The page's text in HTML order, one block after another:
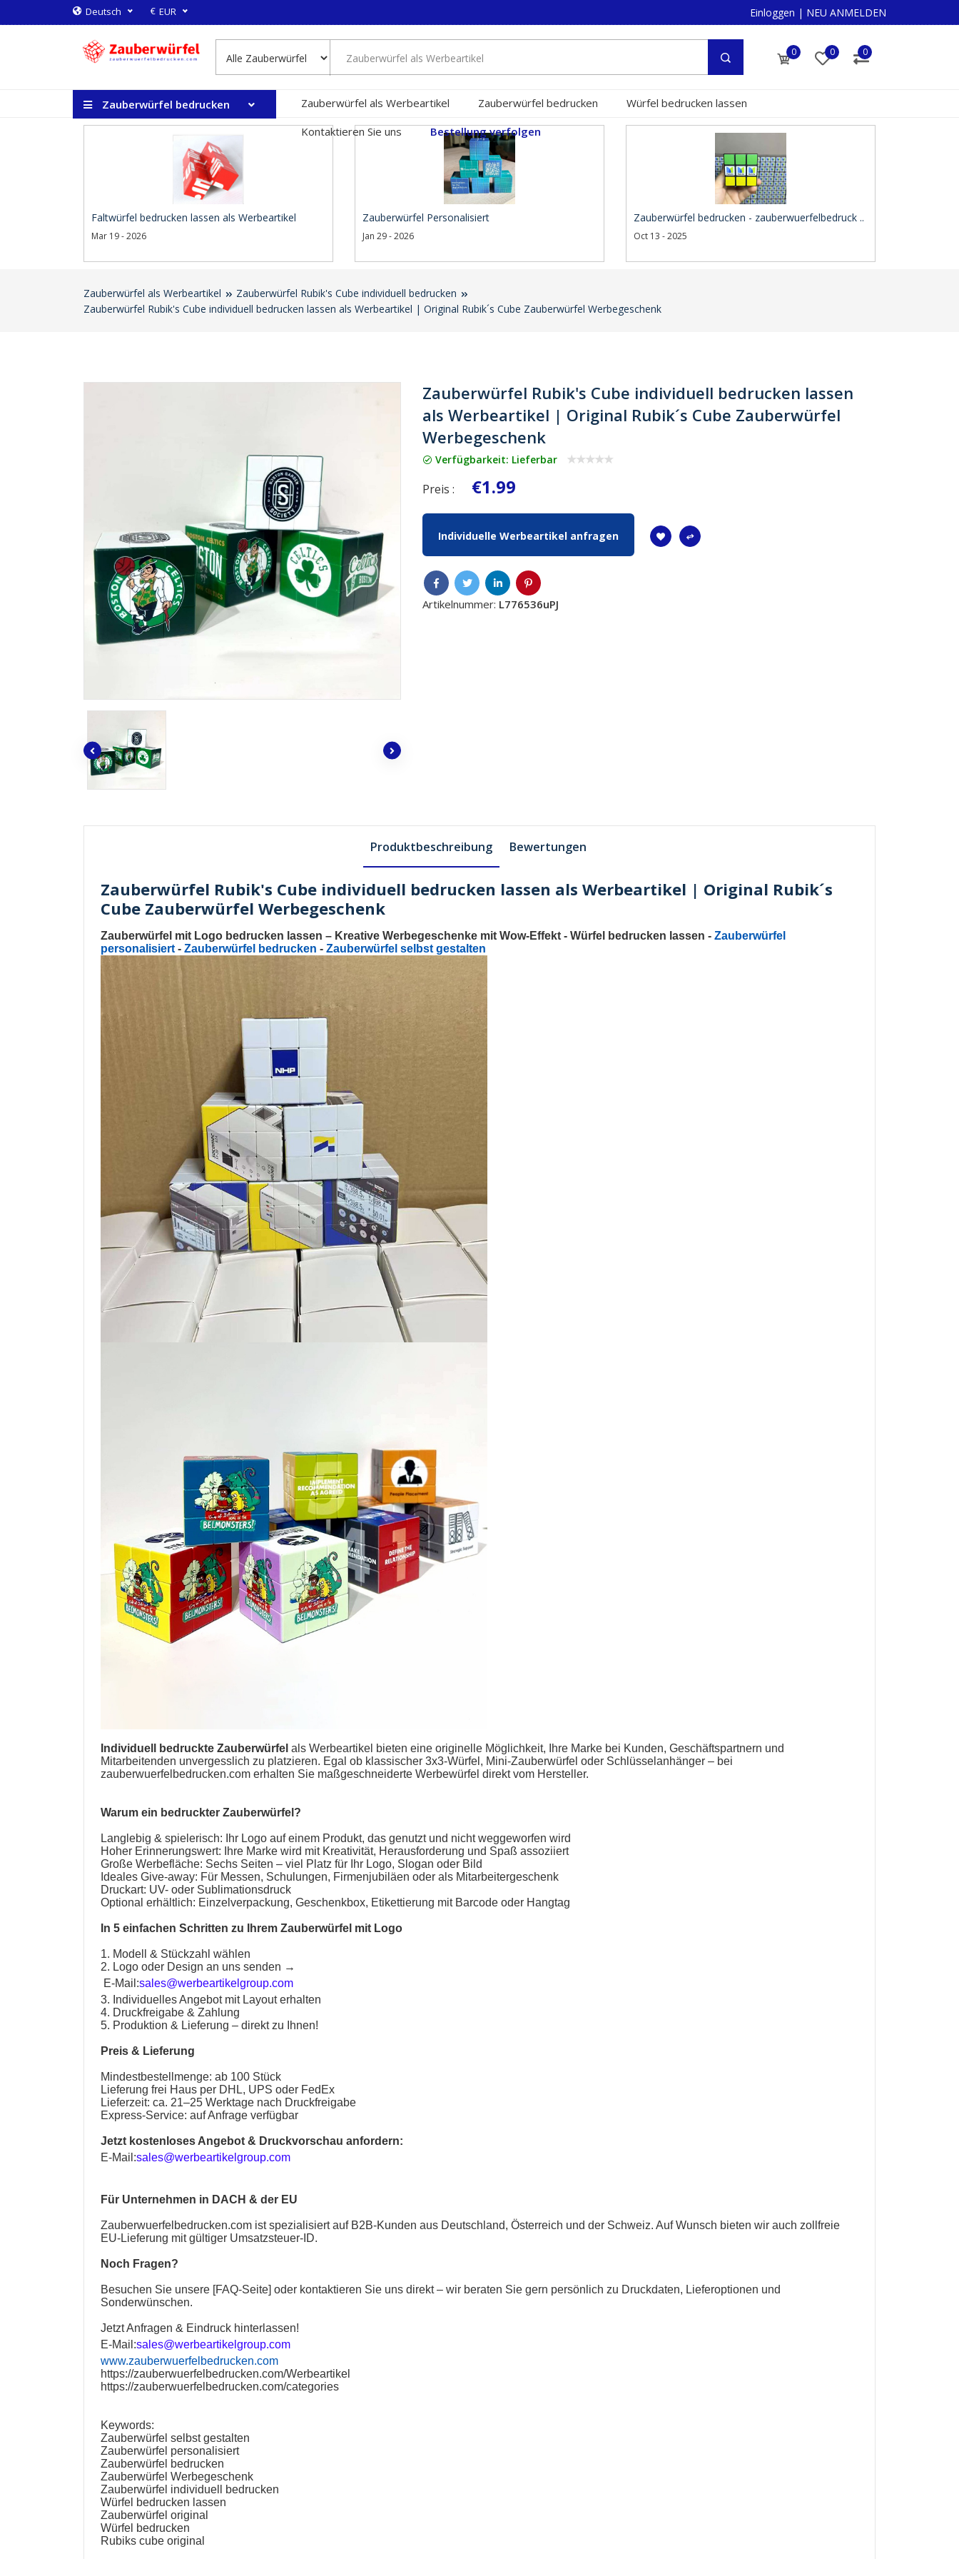
Deutsch € EUR Einloggen | NEU ANMELDEN
0 0 0
Zauberwürfel bedrucken Zauberwürfel als Werbeartikel Zauberwürfel bedrucken
Würfel bedrucken lassen
Kontaktieren Sie uns
Bestellung verfolgen
Faltwürfel bedrucken lassen als Werbeartikel
Mar 19 - 2026
Zauberwürfel Personalisiert
Jan 29 - 2026
Zauberwürfel bedrucken - zauberwuerfelbedruck ..
Oct 13 - 2025
Zauberwürfel als Werbeartikel
Zauberwürfel Rubik's Cube individuell bedrucken
Zauberwürfel Rubik's Cube individuell bedrucken lassen als Werbeartikel | Original Rubik´s Cube Zauberwürfel Werbegeschenk
Zauberwürfel Rubik's Cube individuell bedrucken lassen
als Werbeartikel | Original Rubik´s Cube Zauberwürfel
Werbegeschenk
Verfügbarkeit: Lieferbar
Preis : €1.99
Individuelle Werbeartikel anfragen
Artikelnummer: L776536uPJ
Produktbeschreibung Bewertungen
Zauberwürfel Rubik's Cube individuell bedrucken lassen als Werbeartikel | Original Rubik´s
Cube Zauberwürfel Werbegeschenk
Zauberwürfel mit Logo bedrucken lassen – Kreative Werbegeschenke mit Wow-Effekt -Würfel bedrucken lassen -Zauberwürfel
personalisiert-Zauberwürfel bedrucken -Zauberwürfel selbst gestalten
Individuell bedruckte Zauberwürfel alsWerbeartikel bieten eine originelle Möglichkeit, Ihre Marke bei Kunden, Geschäftspartnern und
Mitarbeitenden unvergesslich zu platzieren. Egal ob klassischer 3x3-Würfel, Mini-Zauberwürfel oder Schlüsselanhänger – bei
zauberwuerfelbedrucken.com erhalten Sie maßgeschneiderte Werbewürfel direkt vom Hersteller.
Warum ein bedruckter Zauberwürfel ?
Langlebig & spielerisch: Ihr Logo auf einem Produkt, das genutzt und nicht weggeworfen wird
Hoher Erinnerungswert: Ihre Marke wird mit Kreativität, Herausforderung und Spaß assoziiert
Große Werbefläche: Sechs Seiten – viel Platz für Ihr Logo, Slogan oder Bild
Ideales Give-away: Für Messen, Schulungen, Firmenjubiläen oder als Mitarbeitergeschenk
Druckart: UV- oder Sublimationsdruck
Optional erhältlich: Einzelverpackung, Geschenkbox, Etikettierung mit Barcode oder Hangtag
In 5 einfachen Schritten zu IhremZauberwürfel mit Logo
1. Modell & Stückzahl wählen
2. Logo oder Design an uns senden →
E-Mail:sales@werbeartikelgroup.com
3. Individuelles Angebot mit Layout erhalten
4. Druckfreigabe & Zahlung
5. Produktion & Lieferung – direkt zu Ihnen!
Preis & Lieferung
Mindestbestellmenge: ab 100 Stück
Lieferung frei Haus per DHL, UPS oder FedEx
Lieferzeit: ca. 21–25 Werktage nach Druckfreigabe
Express-Service: auf Anfrage verfügbar
Jetzt kostenloses Angebot & Druckvorschau anfordern:
E-Mail:sales@werbeartikelgroup.com
Für Unternehmen in DACH & der EU
Zauberwuerfelbedrucken.com ist spezialisiert auf B2B-Kunden aus Deutschland, Österreich und der Schweiz. Auf Wunsch bieten wir auch zollfreie
EU-Lieferung mit gültiger Umsatzsteuer-ID.
Noch Fragen?
Besuchen Sie unsere [FAQ-Seite] oder kontaktieren Sie uns direkt – wir beraten Sie gern persönlich zu Druckdaten, Lieferoptionen und
Sonderwünschen.
Jetzt Anfragen & Eindruck hinterlassen!
E-Mail:sales@werbeartikelgroup.com
www.zauberwuerfelbedrucken.com
https://zauberwuerfelbedrucken.com/Werbeartikel
https://zauberwuerfelbedrucken.com/categories
Keywords:
Zauberwürfel selbst gestalten
Zauberwürfel personalisiert
Zauberwürfel bedrucken
Zauberwürfel Werbegeschenk
Zauberwürfel individuell bedrucken
Würfel bedrucken lassen
Zauberwürfel original
Würfel bedrucken
Rubiks cube original